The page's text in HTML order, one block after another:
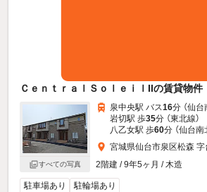
ＣｅｎｔｒａｌＳｏｌｅｉｌIIの賃貸物件
すべての写真
泉中央駅 バス16分 （仙台
岩切駅 歩35分 （東北線）
八乙女駅 歩60分 （仙台南
宮城県仙台市泉区松森 字
2階建 / 9年5ヶ月 / 木造
駐車場あり 駐輪場あり